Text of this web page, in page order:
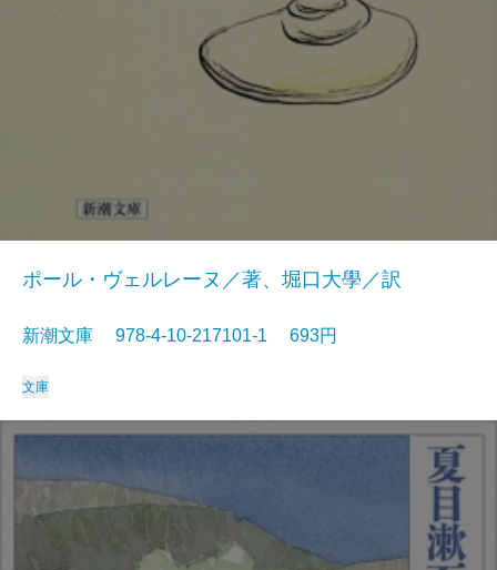
ポール・ヴェルレーヌ／著、堀口大學／訳
新潮文庫 978-4-10-217101-1 693円
文庫